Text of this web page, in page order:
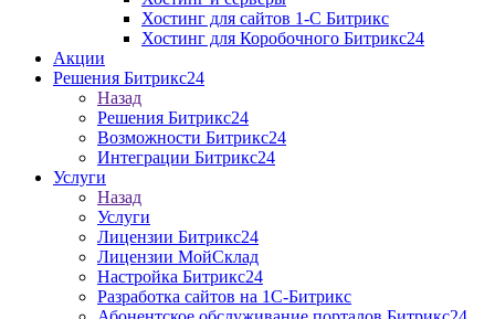
Хостинг для сайтов 1-C Битрикс
Хостинг для Коробочного Битрикс24
Акции
Решения Битрикс24
Назад
Решения Битрикс24
Возможности Битрикс24
Интеграции Битрикс24
Услуги
Назад
Услуги
Лицензии Битрикс24
Лицензии МойСклад
Настройка Битрикс24
Разработка cайтов на 1C-Битрикс